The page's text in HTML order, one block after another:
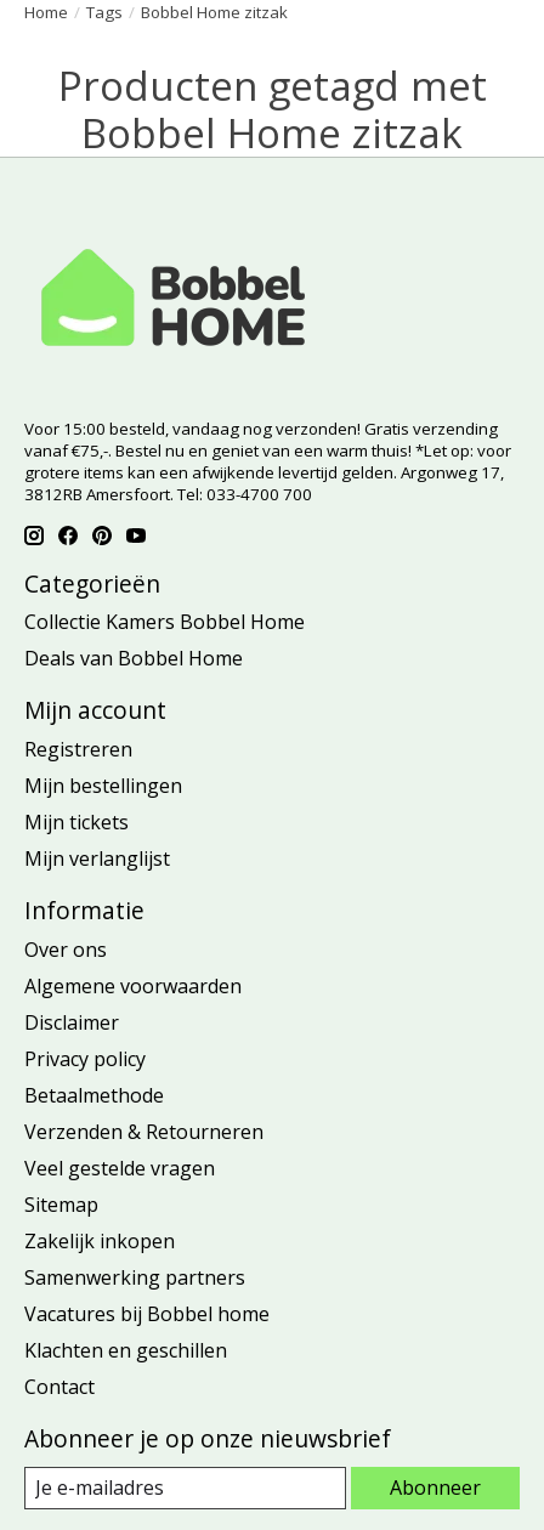
Home / Tags / Bobbel Home zitzak
Producten getagd met
Bobbel Home zitzak
Voor 15:00 besteld, vandaag nog verzonden! Gratis verzending
vanaf €75,-. Bestel nu en geniet van een warm thuis! *Let op: voor
grotere items kan een afwijkende levertijd gelden. Argonweg 17,
3812RB Amersfoort. Tel: 033-4700 700
Categorieën
Collectie Kamers Bobbel Home
Deals van Bobbel Home
Mijn account
Registreren
Mijn bestellingen
Mijn tickets
Mijn verlanglijst
Informatie
Over ons
Algemene voorwaarden
Disclaimer
Privacy policy
Betaalmethode
Verzenden & Retourneren
Veel gestelde vragen
Sitemap
Zakelijk inkopen
Samenwerking partners
Vacatures bij Bobbel home
Klachten en geschillen
Contact
Abonneer je op onze nieuwsbrief
Abonneer